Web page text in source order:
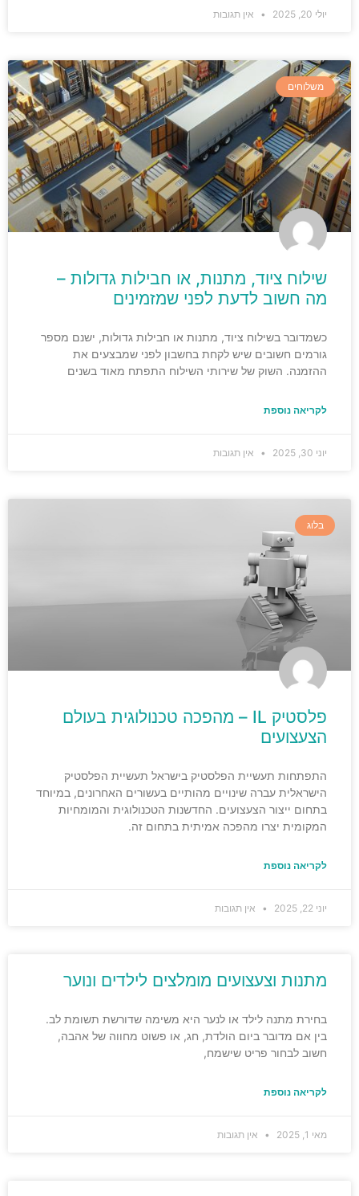
יולי 20, 2025 אין תגובות
משלוחים
שילוח ציוד, מתנות, או חבילות גדולות –
מה חשוב לדעת לפני שמזמינים
כשמדובר בשילוח ציוד, מתנות או חבילות גדולות, ישנם מספר
גורמים חשובים שיש לקחת בחשבון לפני שמבצעים את
ההזמנה. השוק של שירותי השילוח התפתח מאוד בשנים
לקריאה נוספת
יוני 30, 2025 אין תגובות
בלוג
פלסטיק IL – מהפכה טכנולוגית בעולם
הצעצועים
התפתחות תעשיית הפלסטיק בישראל תעשיית הפלסטיק
הישראלית עברה שינויים מהותיים בעשורים האחרונים, במיוחד
בתחום ייצור הצעצועים. החדשנות הטכנולוגית והמומחיות
המקומית יצרו מהפכה אמיתית בתחום זה.
לקריאה נוספת
יוני 22, 2025 אין תגובות
מתנות וצעצועים מומלצים לילדים ונוער
בחירת מתנה לילד או לנער היא משימה שדורשת תשומת לב.
בין אם מדובר ביום הולדת, חג, או פשוט מחווה של אהבה,
חשוב לבחור פריט שישמח,
לקריאה נוספת
מאי 1, 2025 אין תגובות